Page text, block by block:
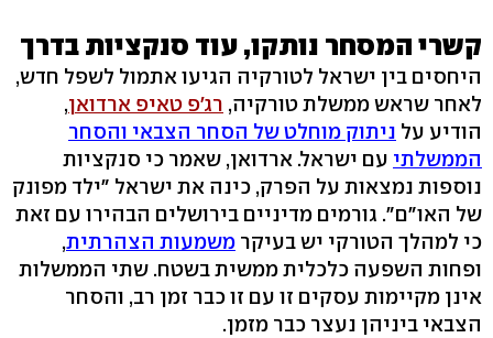
קשרי המסחר נותקו, עוד סנקציות בדרך
היחסים בין ישראל לטורקיה הגיעו אתמול לשפל חדש,
לאחר שראש ממשלת טורקיה, רג'פ טאיפ ארדואן,
הודיע על ניתוק מוחלט של הסחר הצבאי והסחר
הממשלתי עם ישראל. ארדואן, שאמר כי סנקציות
נוספות נמצאות על הפרק, כינה את ישראל "ילד מפונק
של האו"ם". גורמים מדיניים בירושלים הבהירו עם זאת
כי למהלך הטורקי יש בעיקר משמעות הצהרתית,
ופחות השפעה כלכלית ממשית בשטח. שתי הממשלות
אינן מקיימות עסקים זו עם זו כבר זמן רב, והסחר
הצבאי ביניהן נעצר כבר מזמן.